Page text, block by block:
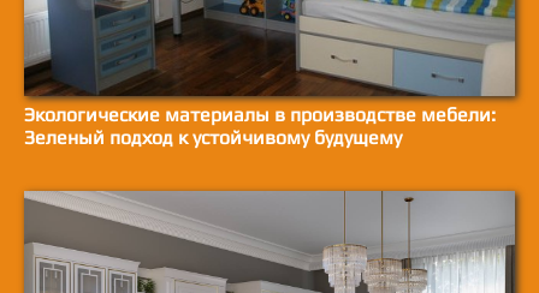
Экологические материалы в производстве мебели:
Зеленый подход к устойчивому будущему